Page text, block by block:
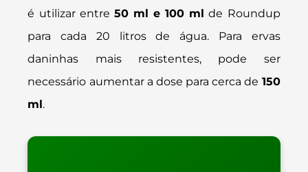
é utilizar entre 50 ml e 100 ml de Roundup
para cada 20 litros de água. Para ervas
daninhas mais resistentes, pode ser
necessário aumentar a dose para cerca de 150
ml.